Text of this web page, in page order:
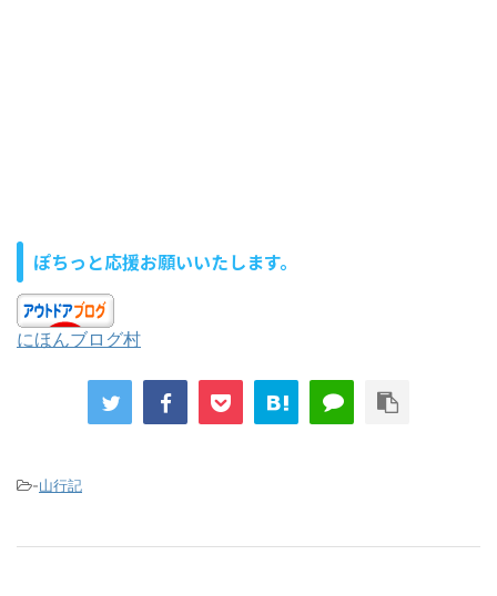
ぽちっと応援お願いいたします。
にほんブログ村
-山行記